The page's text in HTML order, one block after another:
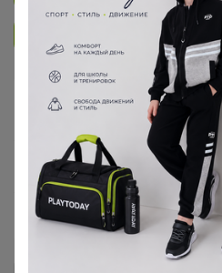
Подписаться на организатора
Завершена
Ожидание
Пристрой